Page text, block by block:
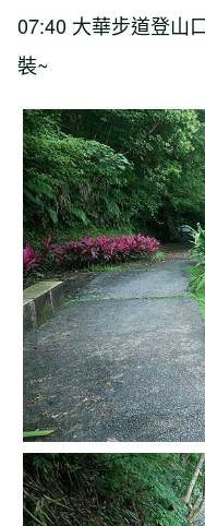
07:40 大華步道登山
裝~